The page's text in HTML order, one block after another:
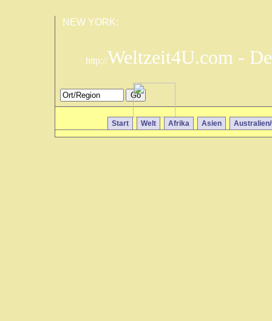
NEW YORK:
http://Weltzeit4U.com -
Start Welt Afrika Asien